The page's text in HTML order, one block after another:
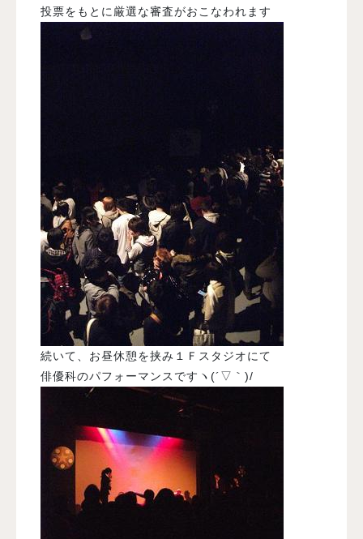
投票をもとに厳選な審査がおこなわれます
続いて、お昼休憩を挟み１Ｆスタジオにて
俳優科のパフォーマンスですヽ(´▽｀)/